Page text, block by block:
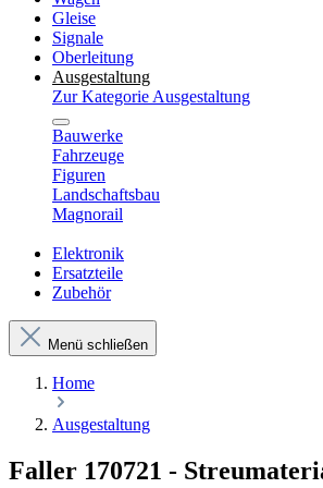
Gleise
Signale
Oberleitung
Ausgestaltung
Zur Kategorie Ausgestaltung
Bauwerke
Fahrzeuge
Figuren
Landschaftsbau
Magnorail
Elektronik
Ersatzteile
Zubehör
Menü schließen
Home
Ausgestaltung
Faller 170721 -